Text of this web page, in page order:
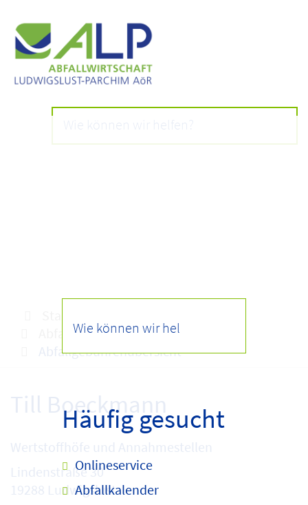
Häufig gesucht
Onlineservice
Abfallkalender
Abfallgebühren
Abfallgebührenübersicht
Till Boeckmann
Wertstoffhöfe und Annahmestellen
Lindenstraße 30
19288 Ludwigslust